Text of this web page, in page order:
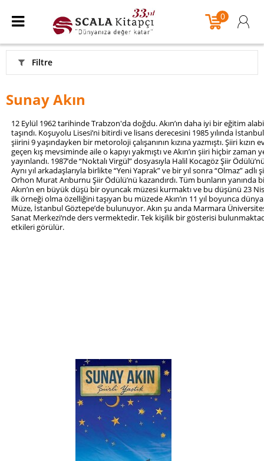
0
Filtre
Sunay Akın
12 Eylül 1962 tarihinde Trabzon'da doğdu. Akın’ın daha iyi bir eğitim
taşındı. Koşuyolu Lisesi’ni bitirdi ve lisans derecesini 1985 yılında
şiirini 9 yaşındayken bir metoroloji çalışanının kızına yazmıştı. Şiiri
geçen kış mevsiminde aile o kapıyı yakmıştı ve Akın’ın şiiri hiçbir
yayınlandı. 1987’de “Noktalı Virgül” dosyasıyla Halil Kocagöz Şiir
Aynı yıl arkadaşlarıyla birlikte “Yeni Yaprak” ve bir yıl sonra “Olmaz” adlı
Orhon Murat Arıburnu Şiir Ödülü’nü kazandırdı. Tüm bunların
Akın’ın en büyük düşü bir oyuncak müzesi kurmaktı ve bu düşünü 23
ilk örneği olma özelliğini taşıyan bu müzede Akın’ın 11 yıl boyunca
Müze, İstanbul Göztepe’de bulunuyor. Akın şu anda Marmara
Sanat Merkezi‘nde ders vermektedir. Tek kişilik bir gösterisi
etkileri görülür.